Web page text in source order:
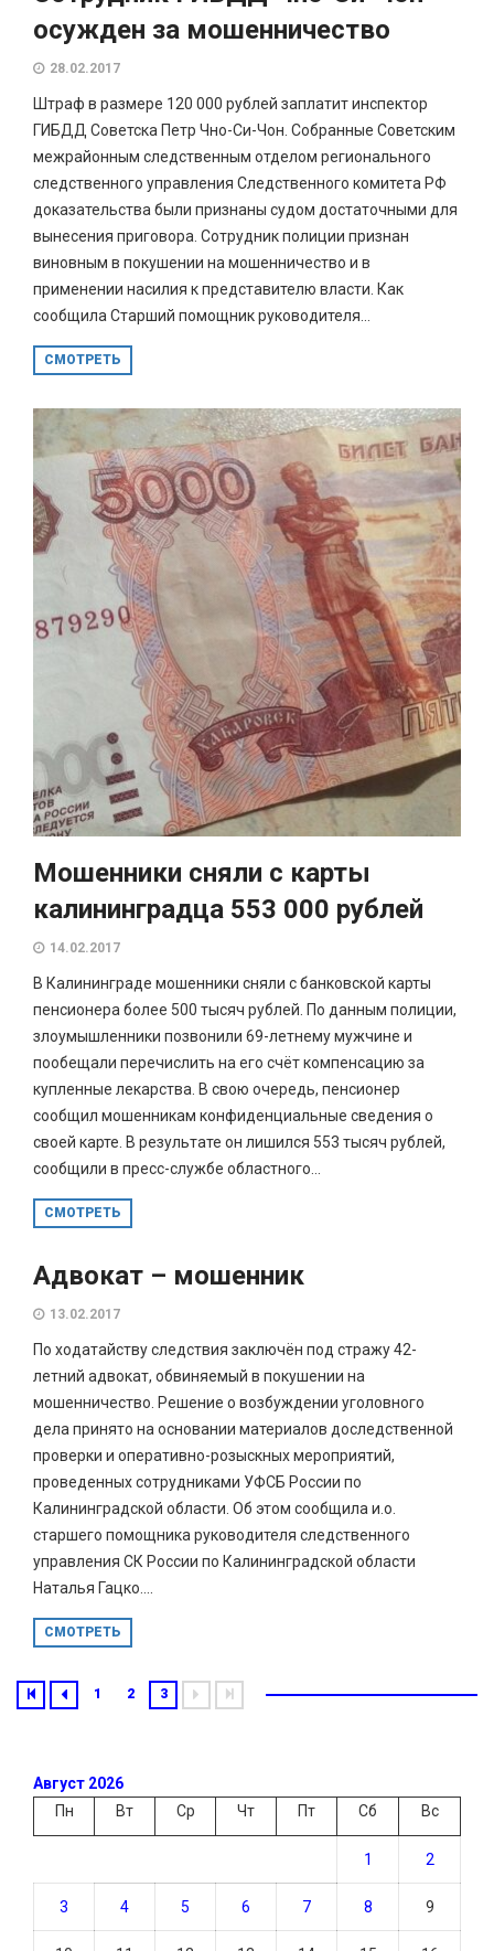
осужден за мошенничество
28.02.2017
Штраф в размере 120 000 рублей заплатит инспектор
ГИБДД Советска Петр Чно-Си-Чон. Собранные Советским
межрайонным следственным отделом регионального
следственного управления Следственного комитета РФ
доказательства были признаны судом достаточными для
вынесения приговора. Сотрудник полиции признан
виновным в покушении на мошенничество и в
применении насилия к представителю власти. Как
сообщила Старший помощник руководителя...
СМОТРЕТЬ
Мошенники сняли с карты
калининградца 553 000 рублей
14.02.2017
В Калининграде мошенники сняли с банковской карты
пенсионера более 500 тысяч рублей. По данным полиции,
злоумышленники позвонили 69-летнему мужчине и
пообещали перечислить на его счёт компенсацию за
купленные лекарства. В свою очередь, пенсионер
сообщил мошенникам конфиденциальные сведения о
своей карте. В результате он лишился 553 тысяч рублей,
сообщили в пресс-службе областного...
СМОТРЕТЬ
Адвокат – мошенник
13.02.2017
По ходатайству следствия заключён под стражу 42-
летний адвокат, обвиняемый в покушении на
мошенничество. Решение о возбуждении уголовного
дела принято на основании материалов доследственной
проверки и оперативно-розыскных мероприятий,
проведенных сотрудниками УФСБ России по
Калининградской области. Об этом сообщила и.о.
старшего помощника руководителя следственного
управления СК России по Калининградской области
Наталья Гацко....
СМОТРЕТЬ
1 2 3
Август 2026
Пн
Вт Ср Чт Пт Сб Вс
1 2
3 4 5 6 7 8 9